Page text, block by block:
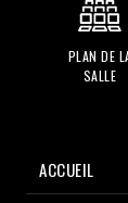
PLAN DE
SALLE
ACCUEIL